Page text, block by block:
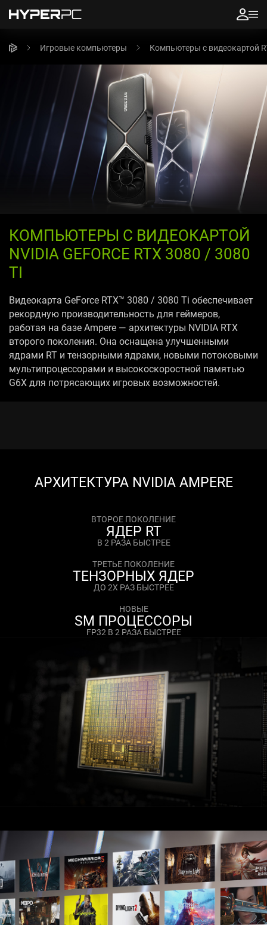
Игровые компьютеры Компьютеры с видеокартой
КОМПЬЮТЕРЫ С ВИДЕОКАРТОЙ
NVIDIA GEFORCE RTX 3080 / 3080
TI
Видеокарта GeForce RTX™ 3080 / 3080 Ti обеспечивает
рекордную производительность для геймеров,
работая на базе Ampere — архитектуры NVIDIA RTX
второго поколения. Она оснащена улучшенными
ядрами RT и тензорными ядрами, новыми потоковыми
мультипроцессорами и высокоскоростной памятью
G6X для потрясающих игровых возможностей.
АРХИТЕКТУРА NVIDIA AMPERE
ВТОРОЕ ПОКОЛЕНИЕ
ЯДЕР RT
В 2 РАЗА БЫСТРЕЕ
ТРЕТЬЕ ПОКОЛЕНИЕ
ТЕНЗОРНЫХ ЯДЕР
ДО 2Х РАЗ БЫСТРЕЕ
НОВЫЕ
SM ПРОЦЕССОРЫ
FP32 В 2 РАЗА БЫСТРЕЕ